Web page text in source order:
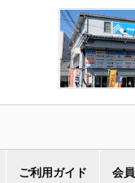
ご利用ガイド 会